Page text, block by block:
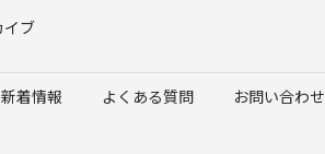
イブ
新着情報 よくある質問 お問い合わせ